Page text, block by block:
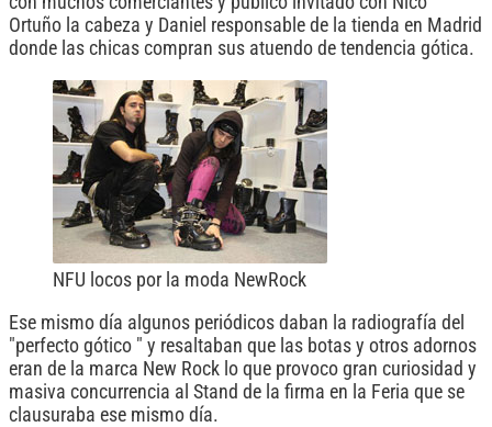
Ortuño la cabeza y Daniel responsable de la tienda en Madrid
donde las chicas compran sus atuendo de tendencia gótica.
NFU locos por la moda NewRock
Ese mismo día algunos periódicos daban la radiografía del
"perfecto gótico " y resaltaban que las botas y otros adornos
eran de la marca New Rock lo que provoco gran curiosidad y
masiva concurrencia al Stand de la firma en la Feria que se
clausuraba ese mismo día.